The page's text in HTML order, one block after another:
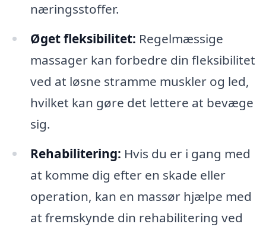
næringsstoffer.
Øget fleksibilitet: Regelmæssige
massager kan forbedre din fleksibilitet
ved at løsne stramme muskler og led,
hvilket kan gøre det lettere at bevæge
sig.
Rehabilitering: Hvis du er i gang med
at komme dig efter en skade eller
operation, kan en massør hjælpe med
at fremskynde din rehabilitering ved